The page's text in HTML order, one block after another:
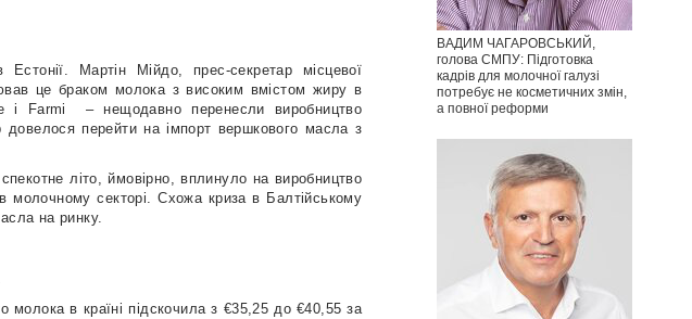
Мартін Мійдо, прес-секретар місцевої
це браком молока з високим вмістом жиру в
і Farmi
– нещодавно перенесли виробництво
перейти на імпорт вершкового масла з
літо, ймовірно, вплинуло на виробництво
молочному секторі. Схожа криза в Балтійському
на ринку.
молока в країні підскочила з €35,25 до €40,55 за
ВАДИМ ЧАГАРОВСЬКИЙ,
голова СМПУ: Підготовка
кадрів для молочної галузі
потребує не косметичних змін,
а повної реформи